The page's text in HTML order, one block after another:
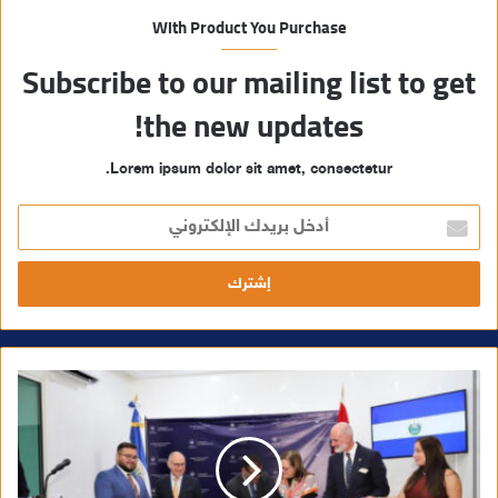
With Product You Purchase
Subscribe to our mailing list to get
the new updates!
Lorem ipsum dolor sit amet, consectetur.
خ
ل
ر
ا